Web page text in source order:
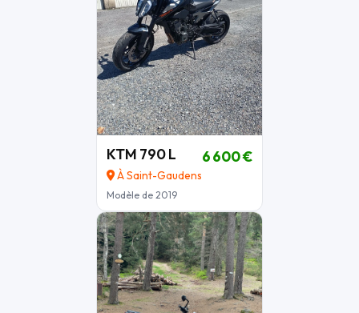
KTM 790 L
À Saint-Gaudens
Modèle de 2019
6 600 €